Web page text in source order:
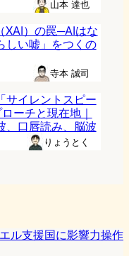
山本 達也
XAI）の罠─AIはな
しい嘘」をつくの
寺本 誠司
サイレントスピー
ーチと現在地｜
、口唇読み、脳波
りょうとく
ル支援国に影響力操作